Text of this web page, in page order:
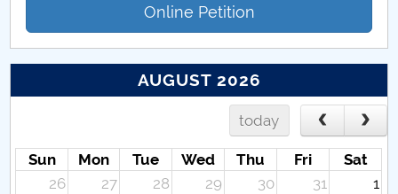
Online Petition
AUGUST 2026
today
Sun Mon Tue Wed Thu Fri
Sat
26
27 28 29 30 31 1